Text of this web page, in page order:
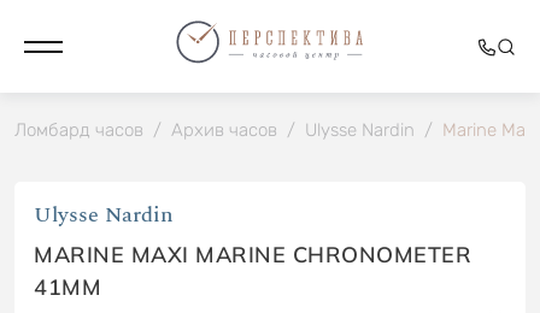
Ломбард часов / Архив часов / Ulysse Nardin / Marine
Ulysse Nardin
MARINE MAXI MARINE CHRONOMETER
41MM